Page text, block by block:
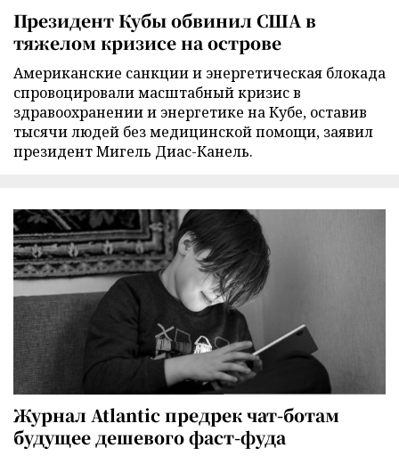
Президент Кубы обвинил США в
тяжелом кризисе на острове
Американские санкции и энергетическая блокада
спровоцировали масштабный кризис в
здравоохранении и энергетике на Кубе, оставив
тысячи людей без медицинской помощи, заявил
президент Мигель Диас-Канель.
Журнал Atlantic предрек чат-ботам
будущее дешевого фаст-фуда